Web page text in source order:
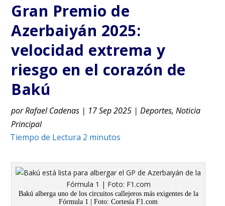
Gran Premio de
Azerbaiyán 2025:
velocidad extrema y
riesgo en el corazón de
Bakú
porRafael Cadenas | 17 Sep 2025 |Deportes,Noticia
Principal
Bakú alberga uno de los circuitos callejeros más exigentes de la
Fórmula 1 | Foto: Cortesía F1.com